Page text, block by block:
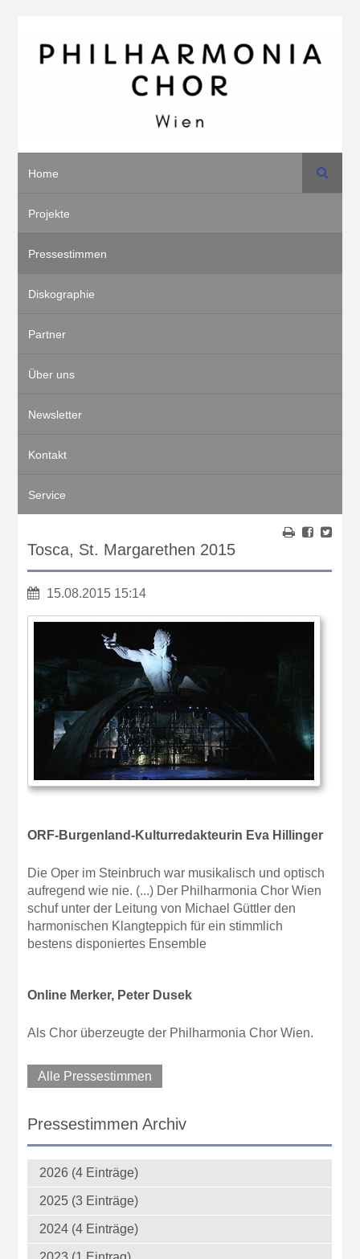
Home
Projekte
Pressestimmen
Diskographie
Partner
Über uns
Newsletter
Kontakt
Service
Suche
Tosca, St. Margarethen 2015
15.08.2015 15:14
ORF-Burgenland-Kulturredakteurin Eva Hillinger
Die Oper im Steinbruch war musikalisch und optisch
aufregend wie nie. (...) Der Philharmonia Chor Wien
schuf unter der Leitung von Michael Güttler den
harmonischen Klangteppich für ein stimmlich
bestens disponiertes Ensemble
Online Merker, Peter Dusek
Als Chor überzeugte der Philharmonia Chor Wien.
Alle Pressestimmen
Pressestimmen Archiv
2026 (4 Einträge)
2025 (3 Einträge)
2024 (4 Einträge)